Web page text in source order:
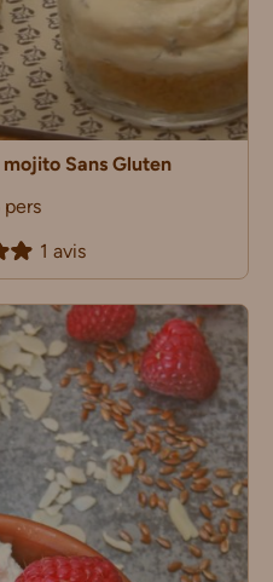
Sans Gluten
pers
1 avis